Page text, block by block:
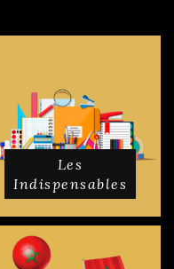
Les
Indispensables